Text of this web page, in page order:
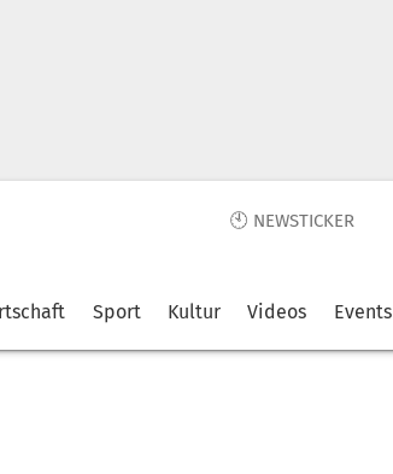
🕙 NEWSTICKER
Sport Kultur Videos Events